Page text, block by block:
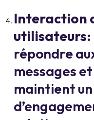
Interaction
utilisateurs
répondre
messages
maintient